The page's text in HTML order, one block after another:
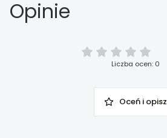
Opinie
Liczba ocen: 0
Oceń i opisz